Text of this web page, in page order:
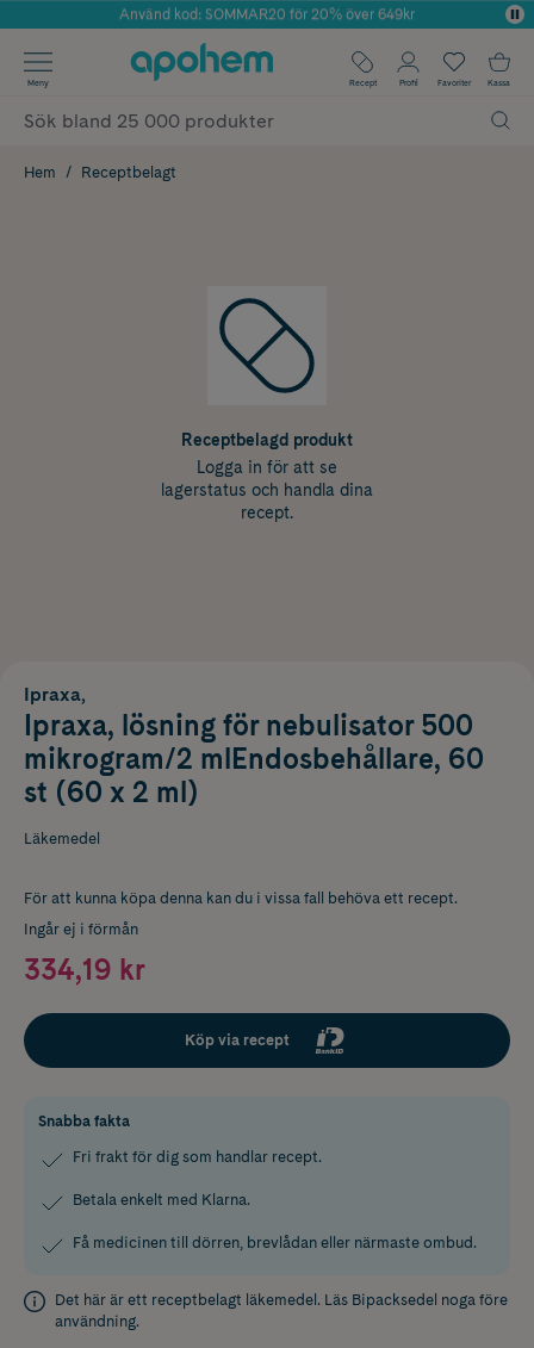
Årets Butik 2025 inom Skönhet
Använd kod: SOMMAR20 för 20% över 649kr
✓ Fri frakt
✓ Poäng på alla köp*
Meny Recept Profil Favoriter Kassa
Hem Receptbelagt
Receptbelagd produkt
Logga in för att se
lagerstatus och handla dina
recept.
Ipraxa,
Ipraxa, lösning för nebulisator 500
mikrogram/2 mlEndosbehållare, 60
st (60 x 2 ml)
Läkemedel
För att kunna köpa denna kan du i vissa fall behöva ett recept.
Ingår ej i förmån
334,19 kr
Köp via recept
Snabba fakta
Fri frakt för dig som handlar recept.
Betala enkelt med Klarna.
Få medicinen till dörren, brevlådan eller närmaste ombud.
Det här är ett receptbelagt läkemedel. Läs Bipacksedel noga före
användning.